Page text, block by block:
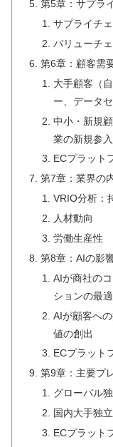
第5章：サプラ
サプライチ
バリューチ
第6章：顧客需
大手顧客（
ー、データ
中小・新規
業の新規参入
ECプラット
第7章：業界の
VRIO分析：
人材動向
労働生産性
第8章：AIの影
AIが商社の
ションの最
AIが顧客へ
値の創出
ECプラット
第9章：主要プ
グローバル
国内大手独
ECプラット